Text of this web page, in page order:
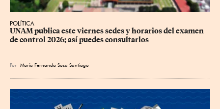
POLÍTICA
UNAM publica este viernes sedes y horarios del examen
de control 2026; así puedes consultarlos
Por María Fernanda Sosa Santiago